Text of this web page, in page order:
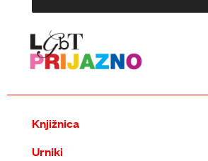
Knjižnica
Urniki